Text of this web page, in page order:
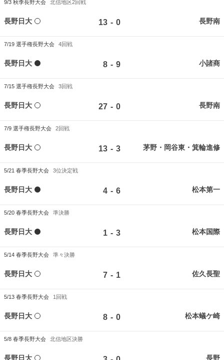
9/3 秋季長野大会 北信地区2回戦
長野日大 13 - 0 長野南
7/19 選手権長野大会 4回戦
長野日大 8 - 9 小諸商
7/15 選手権長野大会 3回戦
長野日大 27 - 0 長野南
7/9 選手権長野大会 2回戦
長野日大 13 - 3 茅野・岡谷東・箕輪進修
5/21 春季長野大会 3位決定戦
長野日大 4 - 6 松本第一
5/20 春季長野大会 準決勝
長野日大 1 - 3 松本国際
5/14 春季長野大会 準々決勝
長野日大 7 - 1 佐久長聖
5/13 春季長野大会 1回戦
長野日大 8 - 0 松本蟻ケ崎
5/8 春季長野大会 北信地区決勝
長野日大 長野